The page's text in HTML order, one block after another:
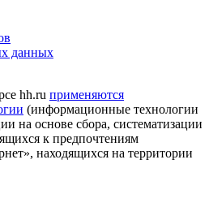
данных
hh.ru применяются
(информационные технологии
на основе сбора, систематизации
к предпочтениям
находящихся на территории